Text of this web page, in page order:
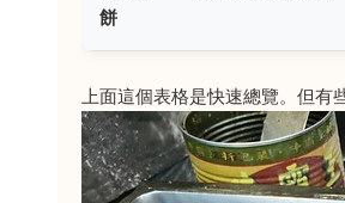
餅
上面這個表格是快速總覽。但有